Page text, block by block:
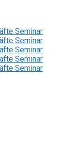
Seminar
Seminar
Seminar
Seminar
Seminar